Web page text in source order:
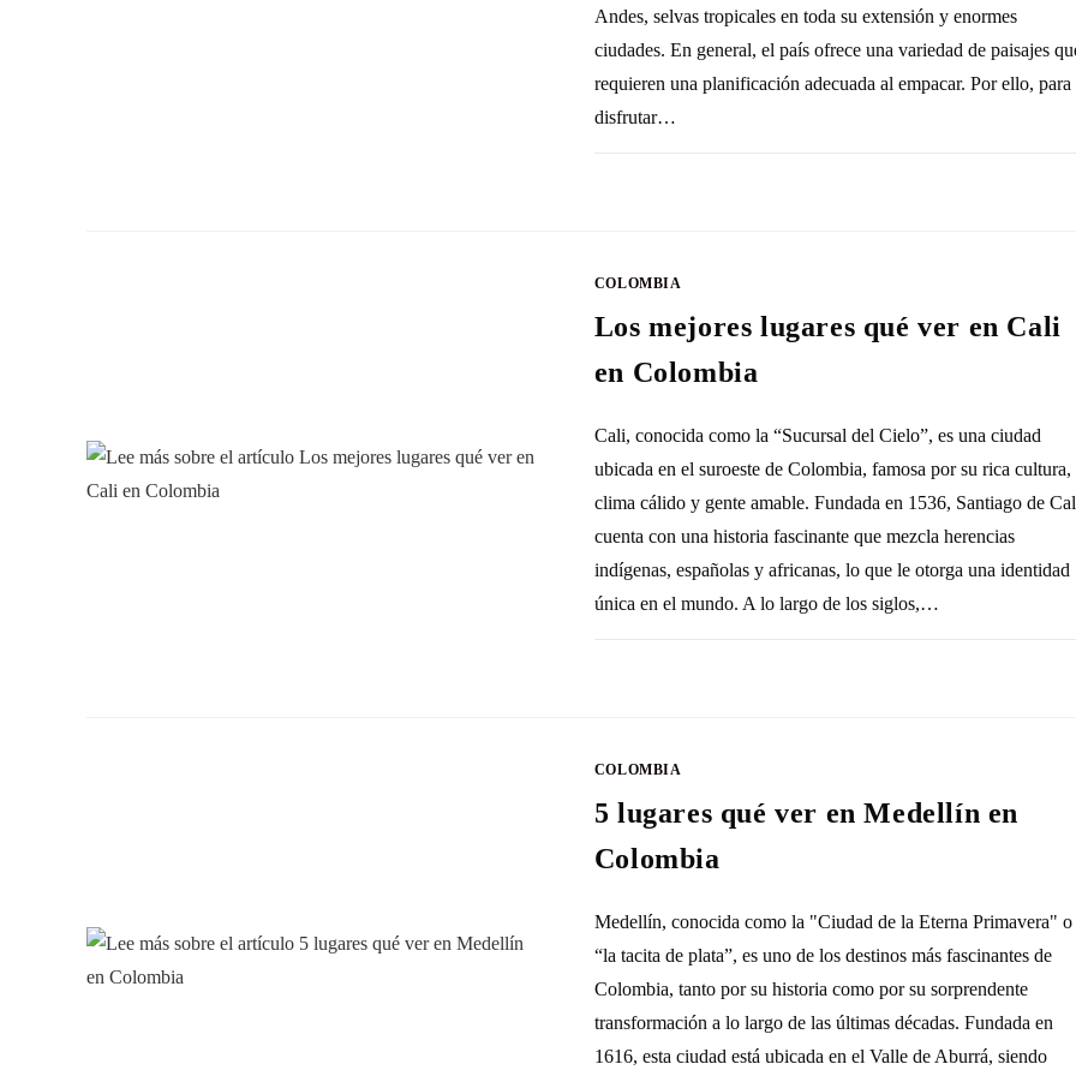
Andes, selvas tropicales en toda su extensión y enormes
ciudades. En general, el país ofrece una variedad de paisajes
requieren una planificación adecuada al empacar. Por ello, para
disfrutar…
COLOMBIA
Los mejores lugares qué ver en Cali
en Colombia
Cali, conocida como la “Sucursal del Cielo”, es una ciudad
ubicada en el suroeste de Colombia, famosa por su rica cultura,
clima cálido y gente amable. Fundada en 1536, Santiago de
cuenta con una historia fascinante que mezcla herencias
indígenas, españolas y africanas, lo que le otorga una identidad
única en el mundo. A lo largo de los siglos,…
COLOMBIA
5 lugares qué ver en Medellín en
Colombia
Medellín, conocida como la "Ciudad de la Eterna Primavera" o
“la tacita de plata”, es uno de los destinos más fascinantes de
Colombia, tanto por su historia como por su sorprendente
transformación a lo largo de las últimas décadas. Fundada en
1616, esta ciudad está ubicada en el Valle de Aburrá, siendo